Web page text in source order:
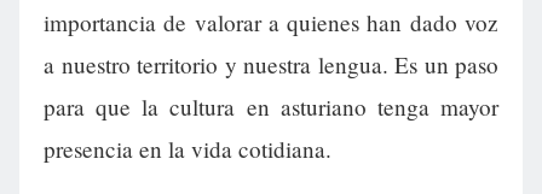
importancia de valorar a quienes han dado voz
a nuestro territorio y nuestra lengua. Es un paso
para que la cultura en asturiano tenga mayor
presencia en la vida cotidiana.